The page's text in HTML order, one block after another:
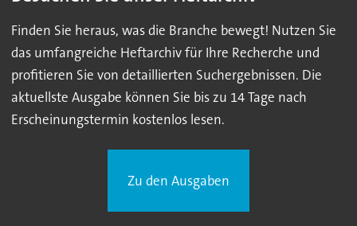
Finden Sie heraus, was die Branche bewegt! Nutzen Sie
das umfangreiche Heftarchiv für Ihre Recherche und
profitieren Sie von detaillierten Suchergebnissen. Die
aktuellste Ausgabe können Sie bis zu 14 Tage nach
Erscheinungstermin kostenlos lesen.
Zu den Ausgaben